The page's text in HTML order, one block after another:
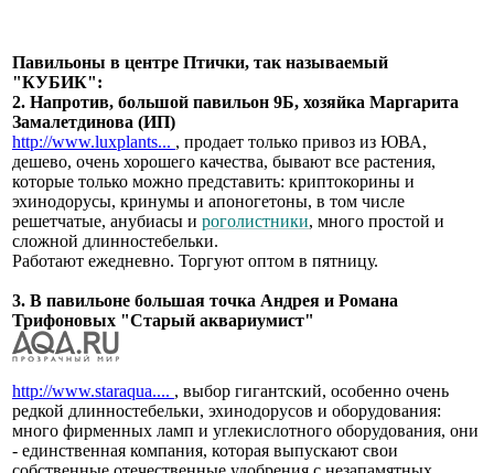
Павильоны в центре Птички, так называемый
"КУБИК":
2. Напротив, большой павильон 9Б, хозяйка Маргарита
Замалетдинова (ИП)
http://www.luxplants... , продает только привоз из ЮВА,
дешево, очень хорошего качества, бывают все растения,
которые только можно представить: криптокорины и
эхинодорусы, кринумы и апоногетоны, в том числе
решетчатые, анубиасы и роголистники, много простой и
сложной длинностебельки.
Работают ежедневно. Торгуют оптом в пятницу.
3. В павильоне большая точка Андрея и Романа
Трифоновых "Старый аквариумист"
http://www.staraqua.... , выбор гигантский, особенно очень
редкой длинностебельки, эхинодорусов и оборудования:
много фирменных ламп и углекислотного оборудования, они
- единственная компания, которая выпускают свои